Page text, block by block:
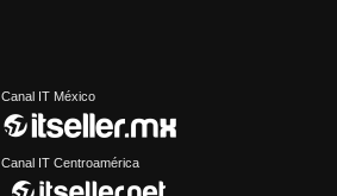
Canal IT México
Canal IT Centroamérica